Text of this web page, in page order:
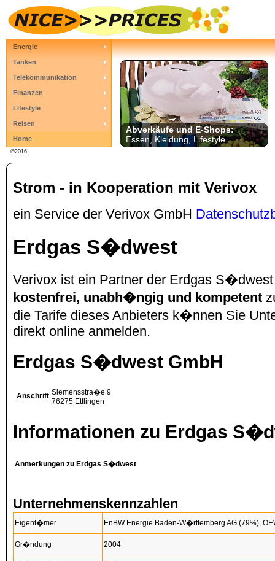
Energie
Tanken
Telekommunikation
Finanzen
Lifestyle
Reisen
Home
©2016
Abverkäufe und E-Shops:
Essen, Kleidung, Lifestyle
Strom - in Kooperation mit Verivox
ein Service der Verivox GmbH
Erdgas S�dwest
Verivox ist ein Partner der Erdgas
kostenfrei, unabh�ngig und kompetent
die Tarife dieses Anbieters k�nnen Sie
direkt online anmelden.
Erdgas S�dwest GmbH
Anschrift Siemensstra�e 9
76275 Ettlingen
Informationen zu Erdgas
Anmerkungen zu Erdgas S�dwest
Unternehmenskennzahlen
Eigent�mer EnBW Energie Baden-W�rttemberg AG (79%),
Gr�ndung 2004